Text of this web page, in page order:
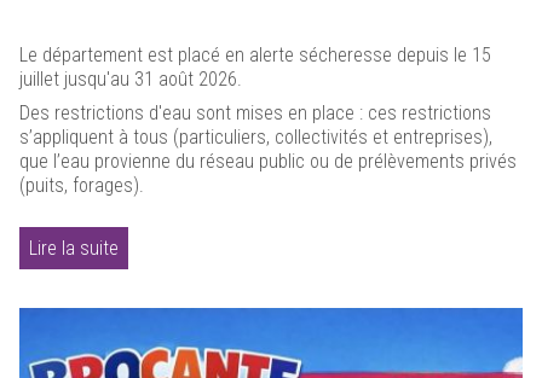
Le département est placé en alerte sécheresse depuis le 15
juillet jusqu'au 31 août 2026.
Des restrictions d'eau sont mises en place : ces restrictions
s’appliquent à tous (particuliers, collectivités et entreprises),
que l’eau provienne du réseau public ou de prélèvements privés
(puits, forages).
Lire la suite